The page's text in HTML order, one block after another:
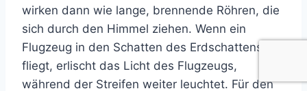
wirken dann wie lange, brennende Röhren, die
sich durch den Himmel ziehen. Wenn ein
Flugzeug in den Schatten des Erdschattens
fliegt, erlischt das Licht des Flugzeugs,
während der Streifen weiter leuchtet. Für den